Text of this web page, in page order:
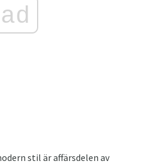
ad
stil är affärsdelen av